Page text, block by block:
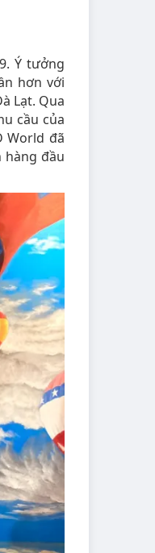
Ý tưởng
hơn với
Lạt. Qua
cầu của
World đã
đầu